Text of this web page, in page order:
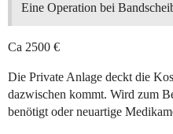
Eine Operation bei
Ca 2500 €
Die Private Anlage deckt die
dazwischen kommt. Wird zum
benötigt oder neuartige